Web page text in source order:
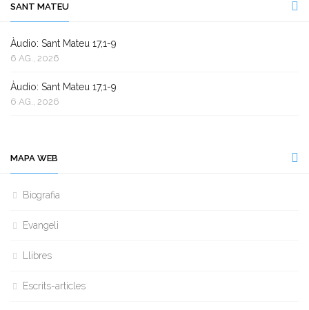
SANT MATEU
Àudio: Sant Mateu 17,1-9
6 AG., 2026
Àudio: Sant Mateu 17,1-9
6 AG., 2026
MAPA WEB
Biografia
Evangeli
Llibres
Escrits-articles